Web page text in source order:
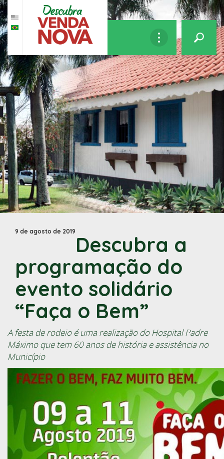
9 de agosto de 2019
Descubra a
programação do
evento solidário
“Faça o Bem”
A festa de rodeio é uma realização do Hospital Padre
Máximo que tem 60 anos de história e assistência no
Município